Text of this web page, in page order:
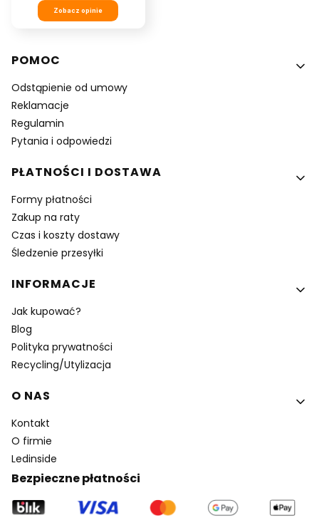
Zobacz opinie
Linki w stopce
POMOC
Odstąpienie od umowy
Reklamacje
Regulamin
Pytania i odpowiedzi
PŁATNOŚCI I DOSTAWA
Formy płatności
Zakup na raty
Czas i koszty dostawy
Śledzenie przesyłki
INFORMACJE
Jak kupować?
Blog
Polityka prywatności
Recycling/Utylizacja
O NAS
Kontakt
O firmie
Ledinside
Bezpieczne płatności